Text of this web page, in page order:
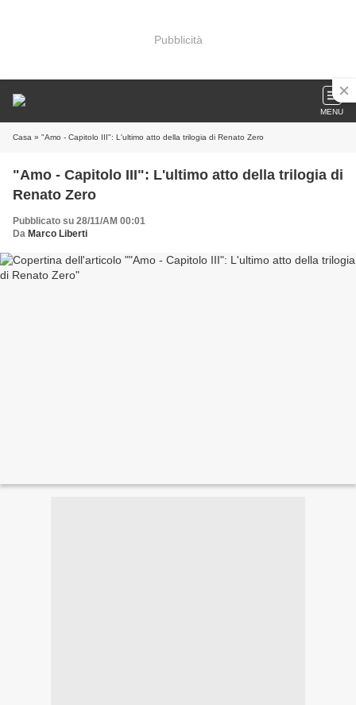
Pubblicità
MENU
Casa » "Amo - Capitolo III": L'ultimo atto della trilogia di Renato Zero
"Amo - Capitolo III": L'ultimo atto della trilogia di
Renato Zero
Pubblicato su 28/11/AM 00:01
Da Marco Liberti